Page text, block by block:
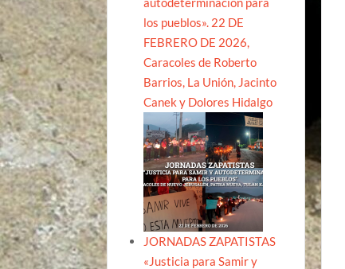
los pueblos». 22 DE
FEBRERO DE 2026,
Caracoles de Roberto
Barrios, La Unión, Jacinto
Canek y Dolores Hidalgo
JORNADAS ZAPATISTAS
«Justicia para Samir y